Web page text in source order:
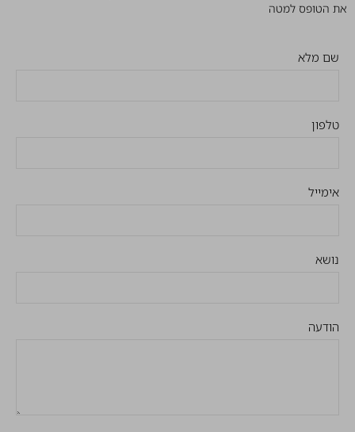
את הטופס למטה
שם מלא
טלפון
אימייל
נושא
הודעה